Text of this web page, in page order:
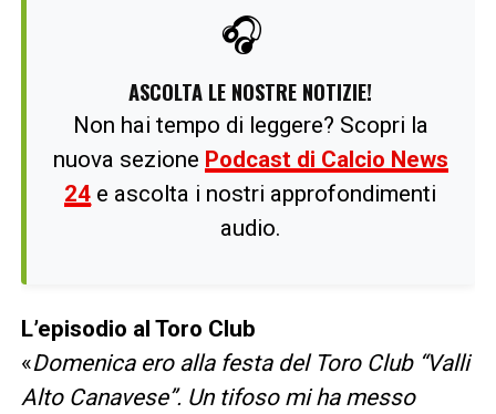
🎧
ASCOLTA LE NOSTRE NOTIZIE!
Non hai tempo di leggere? Scopri la
nuova sezione Podcast di Calcio News
24 e ascolta i nostri approfondimenti
audio.
L’episodio al Toro Club
«Domenica ero alla festa del Toro Club “Valli
Alto Canavese”. Un tifoso mi ha messo